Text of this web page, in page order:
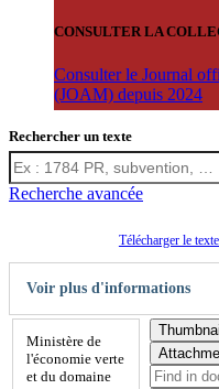
CONSULTER LA
Consulter le Journal
(JOAM) depuis 2024
Rechercher un texte
Recherche avancée
Télécharger le
Voir plus d'informations
Ministère de
l'économie verte
et du domaine